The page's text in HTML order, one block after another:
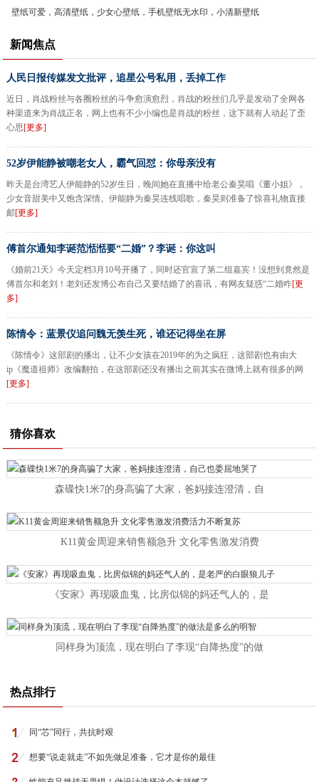
壁纸可爱，高清壁纸，少女心壁纸，手机壁纸无水印，小清新壁纸
新闻焦点
人民日报传媒发文批评，追星公号私用，丢掉工作
近日，肖战粉丝与各圈粉丝的斗争愈演愈烈，肖战的粉丝们几乎是发动了全网各
种渠道来为肖战正名，网上也有不少小编也是肖战的粉丝，这下就有人动起了歪
心思[更多]
52岁伊能静被嘲老女人，霸气回怼：你母亲没有
昨天是台湾艺人伊能静的52岁生日，晚间她在直播中给老公秦昊唱《董小姐》，
少女音甜美中又饱含深情。伊能静为秦昊连线唱歌，秦昊则准备了惊喜礼物直接
邮[更多]
傅首尔通知李诞范湉湉要“二婚”？李诞：你这叫
《婚前21天》今天定档3月10号开播了，同时还官宣了第二组嘉宾！没想到竟然是
傅首尔和老刘！老刘还发博公布自己又要结婚了的喜讯，有网友疑惑“二婚咋[更
多]
陈情令：蓝景仪追问魏无羡生死，谁还记得坐在屏
《陈情令》这部剧的播出，让不少女孩在2019年的为之疯狂，这部剧也有由大
ip《魔道祖师》改编翻拍，在这部剧还没有播出之前其实在微博上就有很多的网
[更多]
猜你喜欢
森碟快1米7的身高骗了大家，爸妈接连澄清，自
K11黄金周迎来销售额急升 文化零售激发消费
《安家》再现吸血鬼，比房似锦的妈还气人的，是
同样身为顶流，现在明白了李现“自降热度”的做
热点排行
同“芯”同行，共抗时艰
想要“说走就走”不如先做足准备，它才是你的最佳